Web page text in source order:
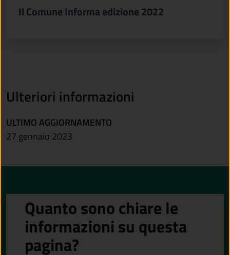
Il Comune Informa edizione 2022
Ulteriori informazioni
ULTIMO AGGIORNAMENTO
27 gennaio 2023
Quanto sono chiare le
informazioni su questa
pagina?